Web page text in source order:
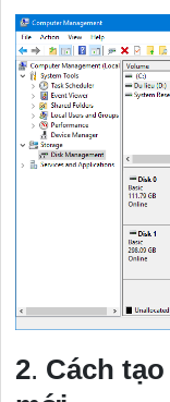
2. Cách